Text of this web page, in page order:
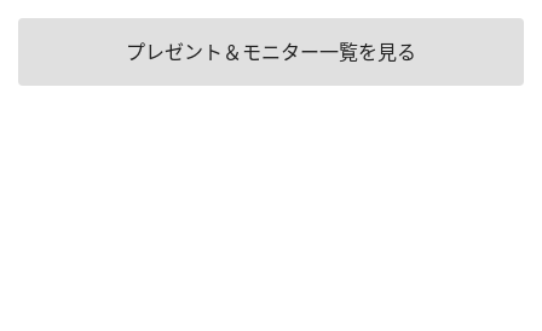
プレゼント＆モニター一覧を見る